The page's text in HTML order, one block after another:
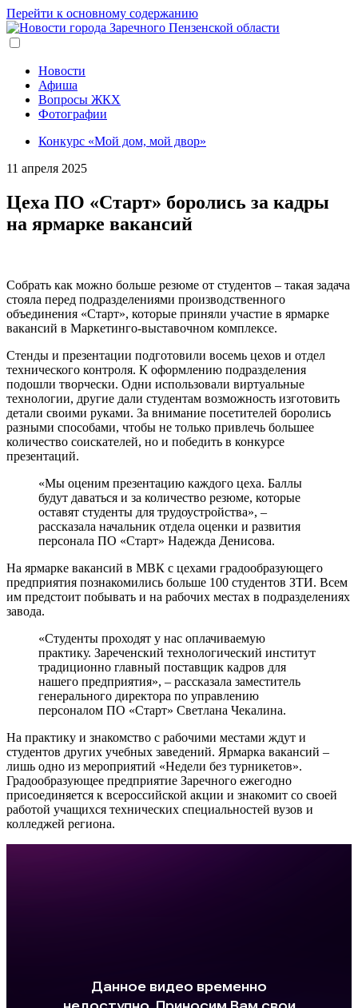
Перейти к основному содержанию
Новости
Афиша
Вопросы ЖКХ
Фотографии
Конкурс «Мой дом, мой двор»
11 апреля 2025
Цеха ПО «Старт» боролись за кадры
на ярмарке вакансий
Собрать как можно больше резюме от студентов – такая задача
стояла перед подразделениями производственного
объединения «Старт», которые приняли участие в ярмарке
вакансий в Маркетинго-выставочном комплексе.
Стенды и презентации подготовили восемь цехов и отдел
технического контроля. К оформлению подразделения
подошли творчески. Одни использовали виртуальные
технологии, другие дали студентам возможность изготовить
детали своими руками. За внимание посетителей боролись
разными способами, чтобы не только привлечь большее
количество соискателей, но и победить в конкурсе
презентаций.
«Мы оценим презентацию каждого цеха. Баллы
будут даваться и за количество резюме, которые
оставят студенты для трудоустройства», –
рассказала начальник отдела оценки и развития
персонала ПО «Старт» Надежда Денисова.
На ярмарке вакансий в МВК с цехами градообразующего
предприятия познакомились больше 100 студентов ЗТИ. Всем
им предстоит побывать и на рабочих местах в подразделениях
завода.
«Студенты проходят у нас оплачиваемую
практику. Зареченский технологический институт
традиционно главный поставщик кадров для
нашего предприятия», – рассказала заместитель
генерального директора по управлению
персоналом ПО «Старт» Светлана Чекалина.
На практику и знакомство с рабочими местами ждут и
студентов других учебных заведений. Ярмарка вакансий –
лишь одно из мероприятий «Недели без турникетов».
Градообразующее предприятие Заречного ежегодно
присоединяется к всероссийской акции и знакомит со своей
работой учащихся технических специальностей вузов и
колледжей региона.